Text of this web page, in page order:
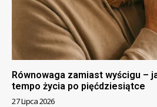
Równowaga zamiast wyścigu –
tempo życia po pięćdziesiątce
27 Lipca 2026